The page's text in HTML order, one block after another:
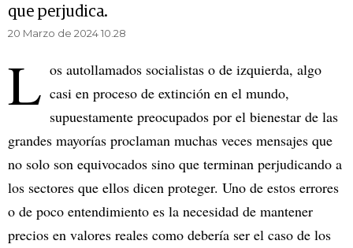
que perjudica.
20 Marzo de 2024 10.28
L os autollamados socialistas o de izquierda, algo
casi en proceso de extinción en el mundo,
supuestamente preocupados por el bienestar de las
grandes mayorías proclaman muchas veces mensajes que
no solo son equivocados sino que terminan perjudicando a
los sectores que ellos dicen proteger. Uno de estos errores
o de poco entendimiento es la necesidad de mantener
precios en valores reales como debería ser el caso de los